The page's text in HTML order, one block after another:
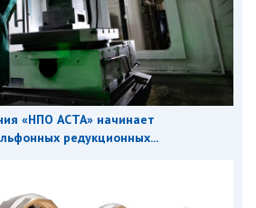
«НПО АСТА» начинает
редукционных...